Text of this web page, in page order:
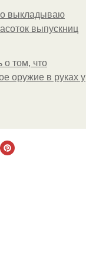
выкладываю
выпускниц
о том, что
оружие в руках у